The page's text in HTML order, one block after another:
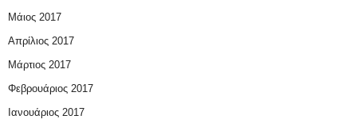
Μάιος 2017
Απρίλιος 2017
Μάρτιος 2017
Φεβρουάριος 2017
Ιανουάριος 2017